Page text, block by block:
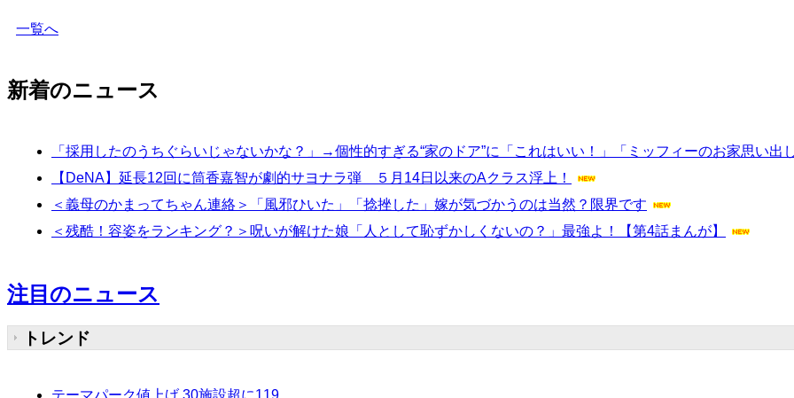
一覧へ
新着のニュース
「採用したのうちぐらいじゃないかな？」→個性的すぎる“家のドア”に「これはいい！」「ミッフィーのお家思い出
【DeNA】延長12回に筒香嘉智が劇的サヨナラ弾 ５月14日以来のAクラス浮上！
＜義母のかまってちゃん連絡＞「風邪ひいた」「捻挫した」嫁が気づかうのは当然？限界です
＜残酷！容姿をランキング？＞呪いが解けた娘「人として恥ずかしくないの？」最強よ！【第4話まんが】
注目のニュース
トレンド